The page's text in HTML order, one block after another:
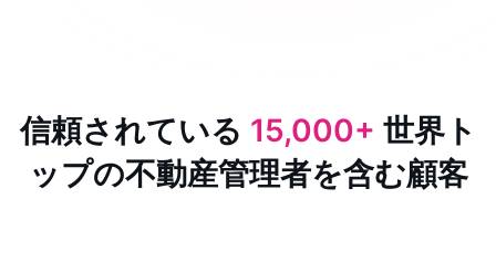
信頼されている 15,000+ 世界ト
ップの不動産管理者を含む顧客